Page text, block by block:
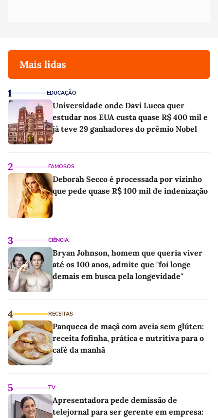
Mais lidas
1 EDUCAÇÃO
Universidade onde Davi Lucca quer
estudar nos EUA custa quase R$ 400 mil e
já teve 29 ganhadores do prêmio Nobel
2 FAMOSOS
Deborah Secco é processada por vizinho
que pede quase R$ 100 mil de indenização
3 CIÊNCIA
Bryan Johnson, homem que queria viver
até os 100 anos, admite que "foi longe
demais em busca pela longevidade"
4 RECEITAS
Panqueca de maçã com aveia sem glúten:
receita fofinha, prática e nutritiva para o
café da manhã
5 TV
Apresentadora pede demissão de
telejornal para ser gerente em empresa: